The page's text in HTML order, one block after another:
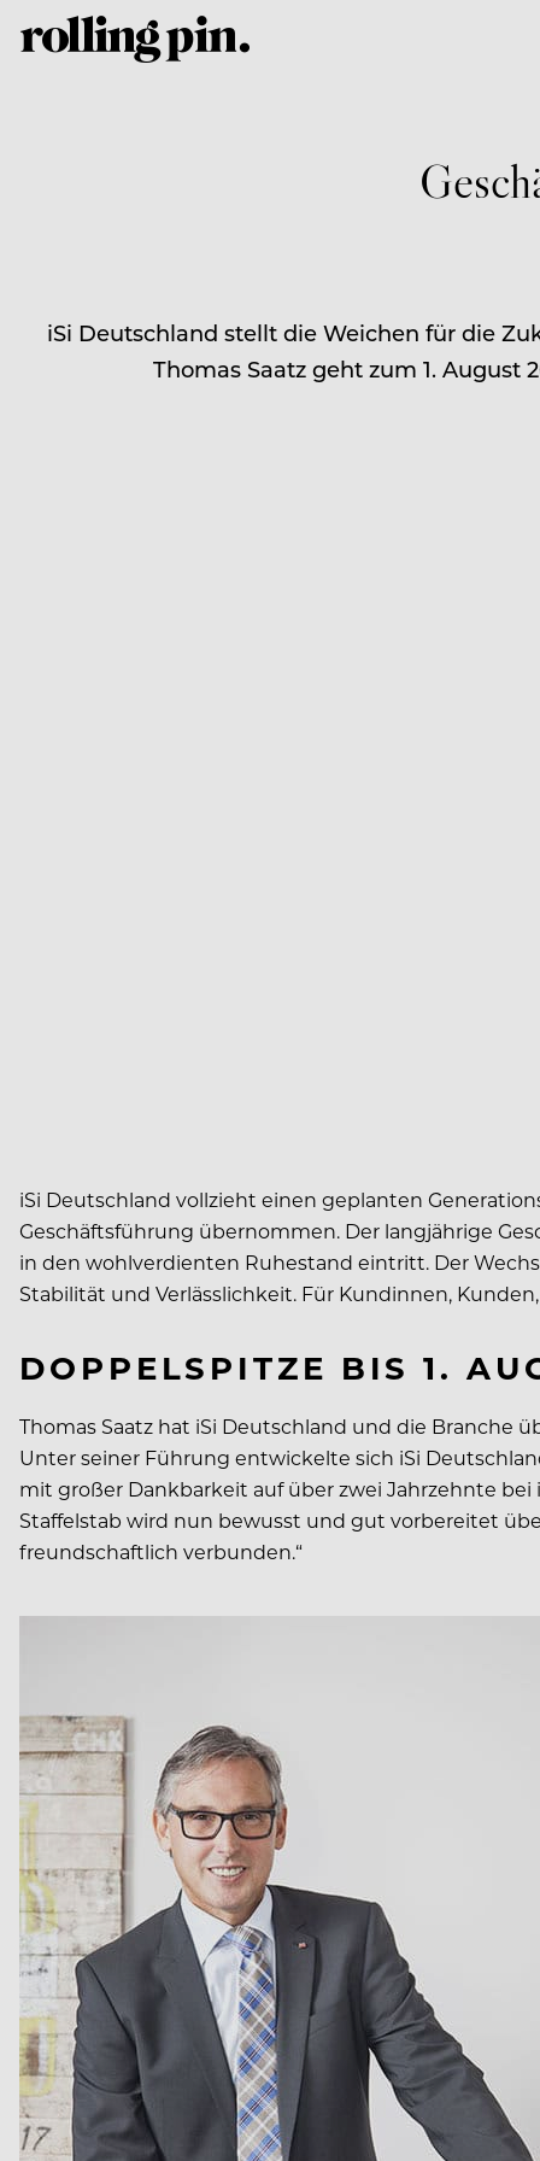
iSi Deutschland stellt die Weichen für die
Thomas Saatz geht zum 1. August
iSi Deutschland vollzieht einen geplanten
Geschäftsführung übernommen. Der langjährige
in den wohlverdienten Ruhestand eintritt. Der
Stabilität und Verlässlichkeit. Für Kundinnen,
DOPPELSPITZE BIS 1.
Thomas Saatz hat iSi Deutschland und die Branche
Unter seiner Führung entwickelte sich iSi
mit großer Dankbarkeit auf über zwei Jahrzehnte bei
Staffelstab wird nun bewusst und gut vorbereitet
freundschaftlich verbunden.“